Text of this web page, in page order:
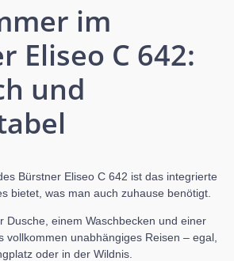
im
Eliseo C 642:
und
Bürstner Eliseo C 642 ist das integrierte
bietet, was man auch zuhause benötigt.
Dusche, einem Waschbecken und einer
vollkommen unabhängiges Reisen – egal,
oder in der Wildnis.